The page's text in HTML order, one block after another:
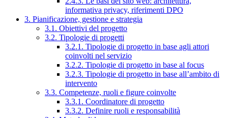
informativa privacy, riferimenti DPO
3. Pianificazione, gestione e strategia
3.1. Obiettivi del progetto
3.2. Tipologie di progetti
3.2.1. Tipologie di progetto in base agli attori
coinvolti nel servizio
3.2.2. Tipologie di progetto in base al focus
3.2.3. Tipologie di progetto in base all’ambito di
intervento
3.3. Competenze, ruoli e figure coinvolte
3.3.1. Coordinatore di progetto
3.3.2. Definire ruoli e responsabilità